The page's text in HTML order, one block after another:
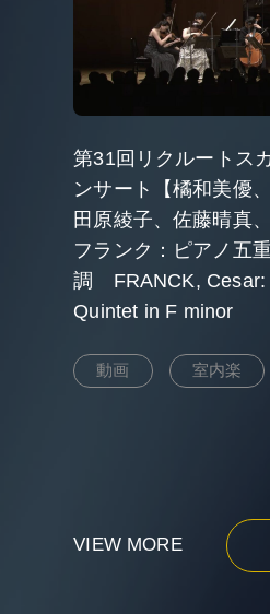
第31回リクルートス
ンサート【橘和美優
田原綾子、佐藤晴真
フランク：ピアノ五
調 FRANCK, Cesar:
Quintet in F minor
動画 室内楽
VIEW MORE